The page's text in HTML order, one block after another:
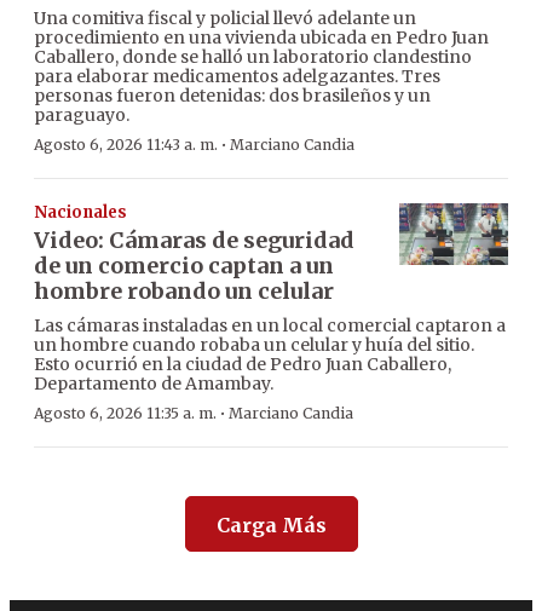
Una comitiva fiscal y policial llevó adelante un
procedimiento en una vivienda ubicada en Pedro Juan
Caballero, donde se halló un laboratorio clandestino
para elaborar medicamentos adelgazantes. Tres
personas fueron detenidas: dos brasileños y un
paraguayo.
Agosto 6, 2026 11:43 a. m. · Marciano Candia
Nacionales
Video: Cámaras de seguridad
de un comercio captan a un
hombre robando un celular
Las cámaras instaladas en un local comercial captaron a
un hombre cuando robaba un celular y huía del sitio.
Esto ocurrió en la ciudad de Pedro Juan Caballero,
Departamento de Amambay.
Agosto 6, 2026 11:35 a. m. · Marciano Candia
Carga Más